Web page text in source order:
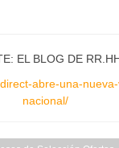
EL BLOG DE
abre-una-
nacional/